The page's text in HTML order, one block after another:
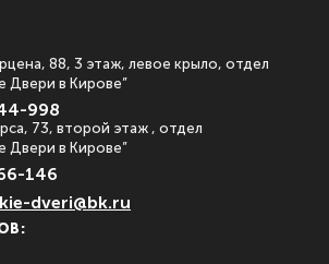
88, 3 этаж, левое крыло, отдел
Двери в Кирове”
998
73, второй этаж , отдел
Двери в Кирове”
146
dveri@bk.ru